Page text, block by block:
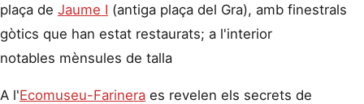
plaça de Jaume I (antiga plaça del Gra), amb finestrals
gòtics que han estat restaurats; a l'interior
notables mènsules de talla
A l'Ecomuseu-Farinera es revelen els secrets de